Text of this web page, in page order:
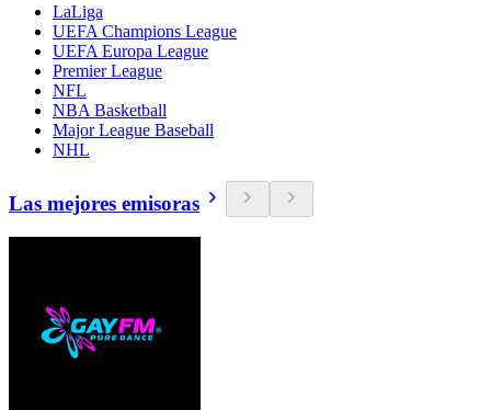
LaLiga
UEFA Champions League
UEFA Europa League
Premier League
NFL
NBA Basketball
Major League Baseball
NHL
Las mejores emisoras